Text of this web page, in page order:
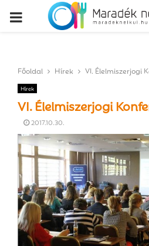
P
M
A
Y
Főoldal Hírek VI. Élelmiszerjogi
Hírek
VI. Élelmiszerjogi
2017.10.30.